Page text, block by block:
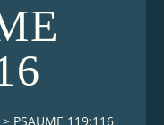
> PSAUME 119:116